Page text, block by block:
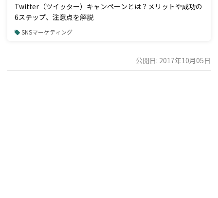
Twitter（ツイッター）キャンペーンとは？メリットや成功の
6ステップ、注意点を解説
SNSマーケティング
公開日: 2017年10月05日